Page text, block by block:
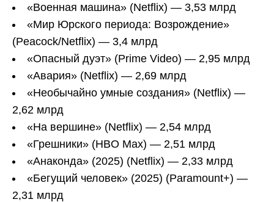
«Военная машина» (Netflix) — 3,53 млрд
«Мир Юрского периода: Возрождение»
(Peacock/Netflix) — 3,4 млрд
«Опасный дуэт» (Prime Video) — 2,95 млрд
«Авария» (Netflix) — 2,69 млрд
«Необычайно умные создания» (Netflix) —
2,62 млрд
«На вершине» (Netflix) — 2,54 млрд
«Грешники» (HBO Max) — 2,51 млрд
«Анаконда» (2025) (Netflix) — 2,33 млрд
«Бегущий человек» (2025) (Paramount+) —
2,31 млрд